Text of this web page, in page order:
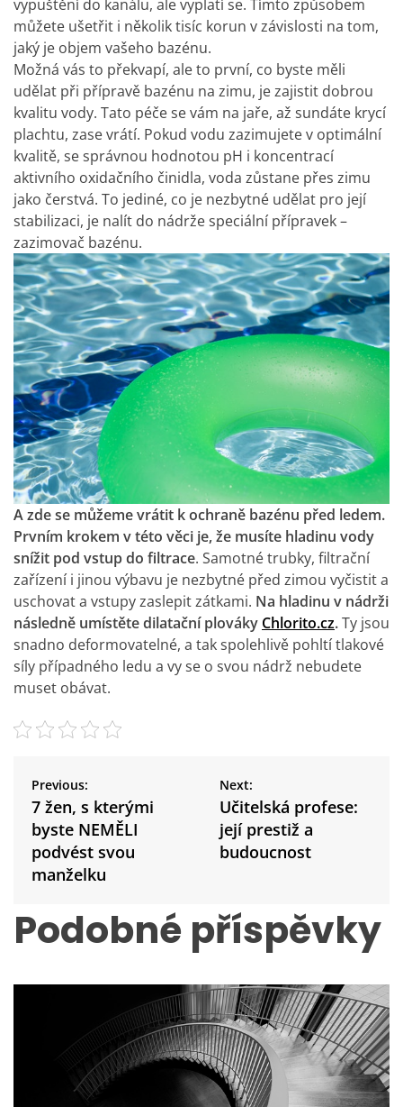
vypuštění do kanálu, ale vyplatí se. Tímto způsobem
můžete ušetřit i několik tisíc korun v závislosti na tom,
jaký je objem vašeho bazénu.
Možná vás to překvapí, ale to první, co byste měli
udělat při přípravě bazénu na zimu, je zajistit dobrou
kvalitu vody. Tato péče se vám na jaře, až sundáte krycí
plachtu, zase vrátí. Pokud vodu zazimujete v optimální
kvalitě, se správnou hodnotou pH i koncentrací
aktivního oxidačního činidla, voda zůstane přes zimu
jako čerstvá. To jediné, co je nezbytné udělat pro její
stabilizaci, je nalít do nádrže speciální přípravek –
zazimovač bazénu.
A zde se můžeme vrátit k ochraně bazénu před ledem.
Prvním krokem v této věci je, že musíte hladinu vody
snížit pod vstup do filtrace. Samotné trubky, filtrační
zařízení i jinou výbavu je nezbytné před zimou vyčistit a
uschovat a vstupy zaslepit zátkami. Na hladinu v nádrži
následně umístěte dilatační plováky Chlorito.cz.Ty jsou
snadno deformovatelné, a tak spolehlivě pohltí tlakové
síly případného ledu a vy se o svou nádrž nebudete
muset obávat.
e
p
o
Previous:
7 žen, s kterými
byste NEMĚLI
podvést svou
manželku
Next:
Učitelská profese:
její prestiž a
budoucnost
Podobné příspěvky